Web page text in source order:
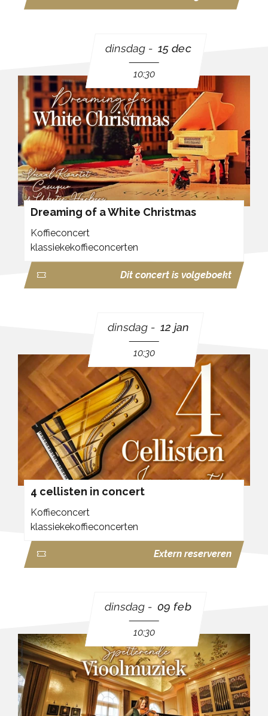
dinsdag 15 dec
10:30
Dreaming of a White Christmas
Koffieconcert
klassiekekoffieconcerten
Dit concert is volgeboekt
dinsdag 12 jan
10:30
4 cellisten in concert
Koffieconcert
klassiekekoffieconcerten
Extern reserveren
dinsdag 09 feb
10:30